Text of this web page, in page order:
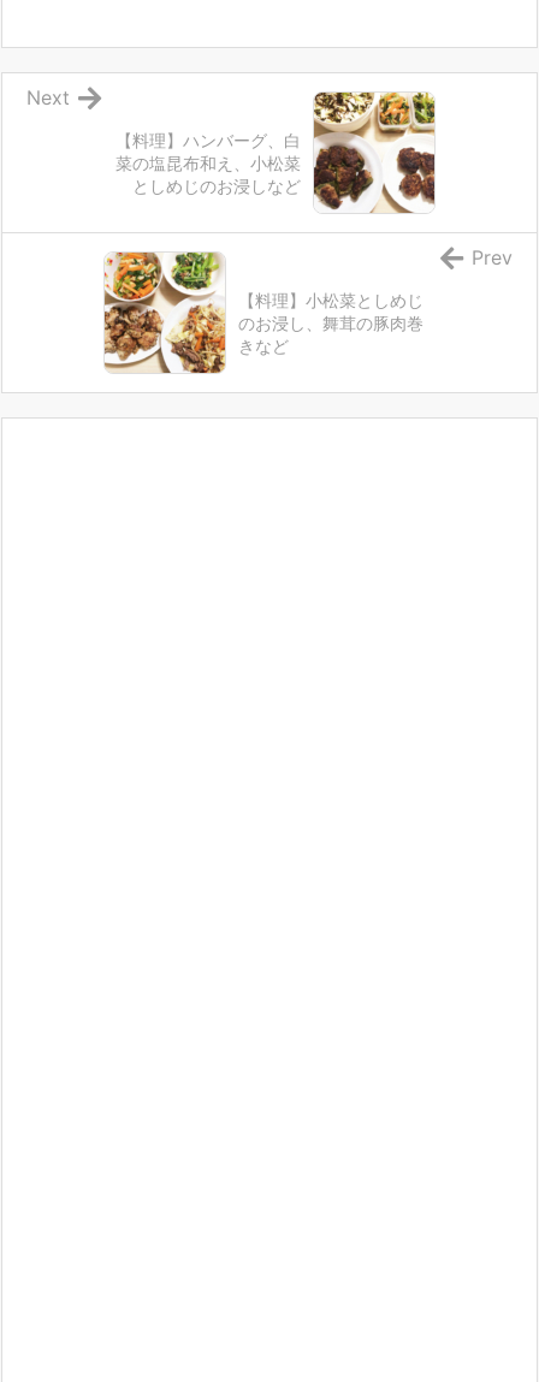
【料理】ハンバーグ、白
菜の塩昆布和え、小松菜
としめじのお浸しなど
Next
【料理】小松菜としめじ
のお浸し、舞茸の豚肉巻
きなど
Prev